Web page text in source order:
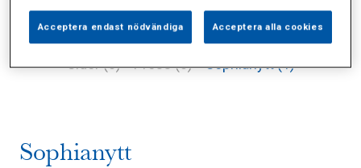
Alla (3) Vårdgivare (0) Specialister (0)
Sidor (0) Press (0) Sophianytt (1)
Sophianytt
Acceptera endast nödvändiga Acceptera alla cookies